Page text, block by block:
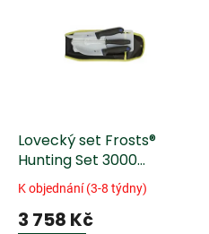
Lovecký set Frosts®
Hunting Set 3000
Comfort
K objednání (3-8 týdny)
3 758 Kč